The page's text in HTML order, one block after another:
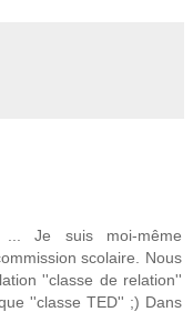
... Je suis moi-même
scolaire. Nous
''classe de relation''
''classe TED'' ;) Dans